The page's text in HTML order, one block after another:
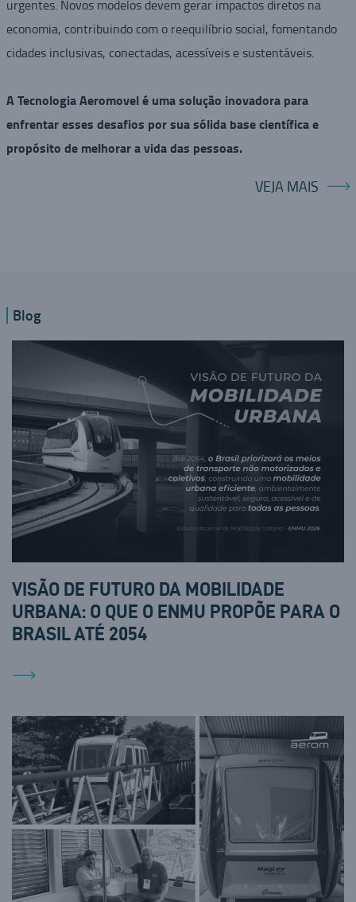
urgentes. Novos modelos devem gerar impactos diretos na
economia, contribuindo com o reequilíbrio social, fomentando
cidades inclusivas, conectadas, acessíveis e sustentáveis.
A Tecnologia Aeromovel é uma solução inovadora para
enfrentar esses desafios por sua sólida base científica e
propósito de melhorar a vida das pessoas.
VEJA MAIS
Blog
VISÃO DE FUTURO DA MOBILIDADE
URBANA: O QUE O ENMU PROPÕE PARA O
BRASIL ATÉ 2054